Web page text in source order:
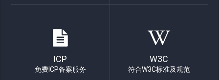
ICP
免费ICP备案服务
W3C
符合W3C标准及规范